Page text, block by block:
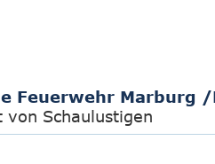
Feuerwehr Marburg
Schaulustigen